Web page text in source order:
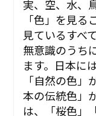
実、空、水、
「色」を見る
見ているすべ
無意識のうち
ます。日本に
「自然の色
本の伝統色」
は、「桜色」